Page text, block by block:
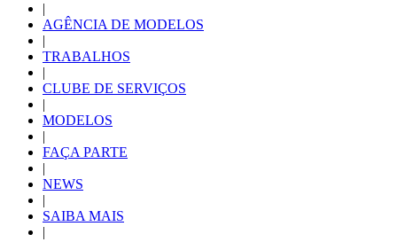
|
AGÊNCIA DE MODELOS
|
TRABALHOS
|
CLUBE DE SERVIÇOS
|
MODELOS
|
FAÇA PARTE
|
NEWS
|
SAIBA MAIS
|